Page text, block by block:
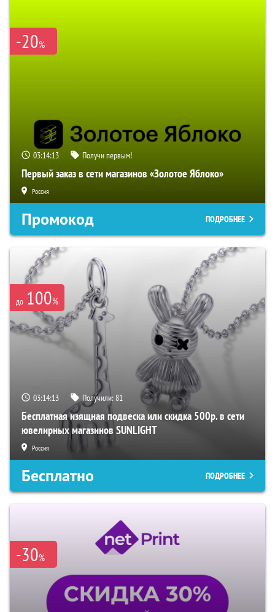
-20%
03:14:12 Получи первым!
Первый заказ в сети магазинов «Золотое Яблоко»
Россия
Промокод ПОДРОБНЕЕ
до 100%
03:14:12 Получили:81
Бесплатная изящная подвеска или скидка 500р. в сети
ювелирных магазинов SUNLIGHT
Россия
Бесплатно ПОДРОБНЕЕ
-30%